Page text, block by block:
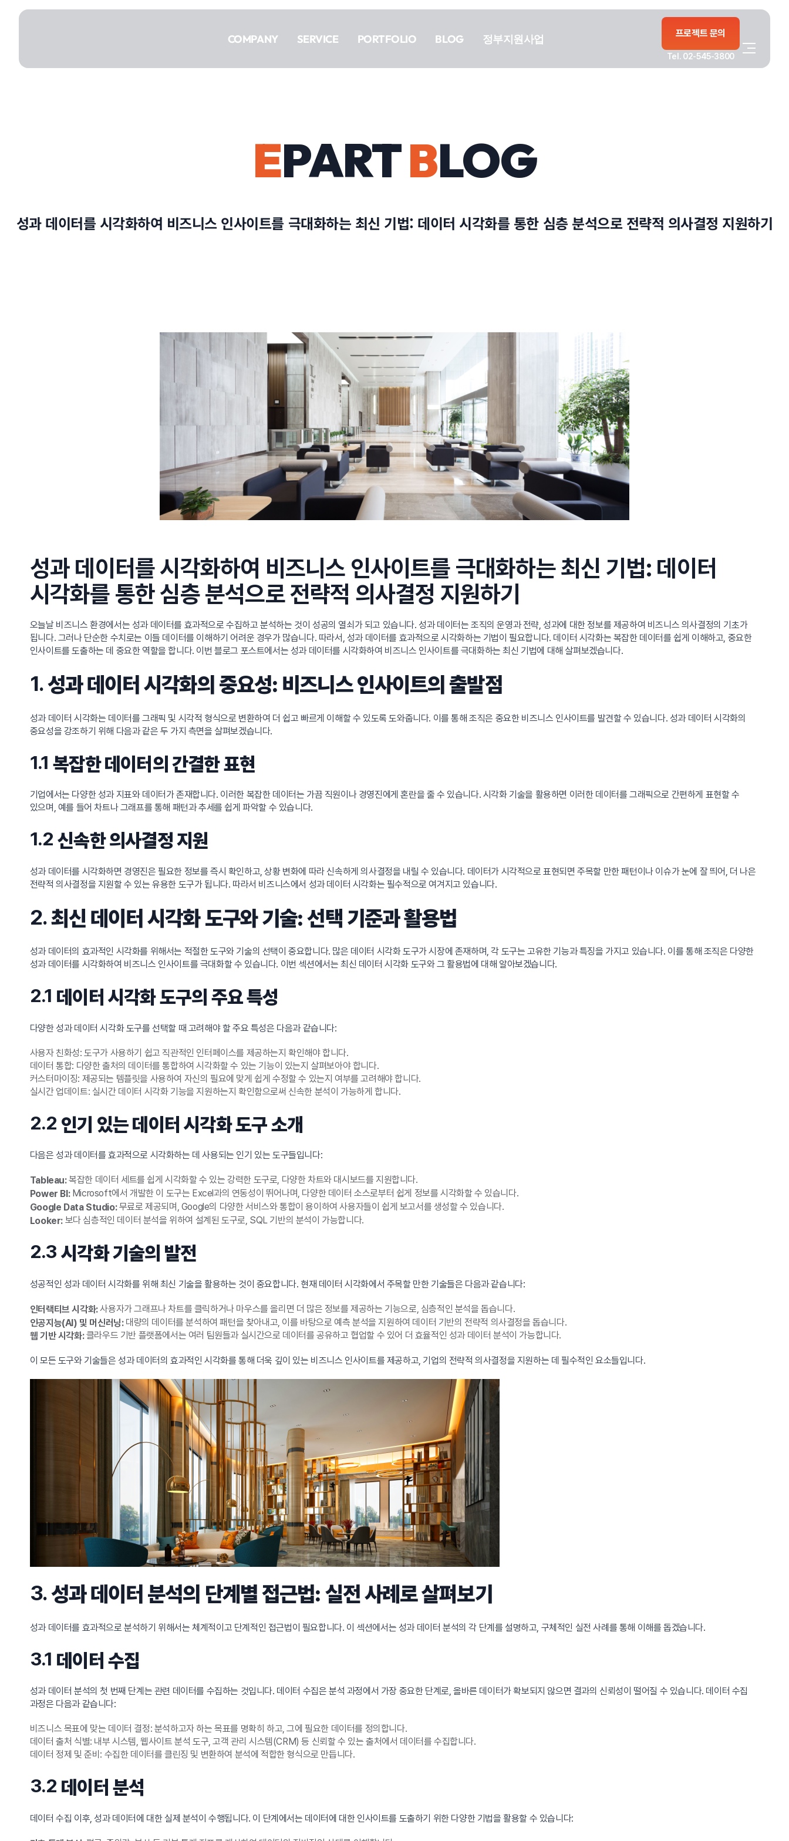
건너뛰기
COMPANY SERVICE PORTFOLIO BLOG 정부지원사업 프로젝트 문의
Tel. 02-545-3800
PORTFOLIO
정부지원사업
EPARTBLOG
성과 데이터를 시각화하여 비즈니스 인사이트를 극대화하는 최신 기법: 데이터 시각화를 통한 심층 분석으로 전략적 의사결정 지원하기
성과 데이터를 시각화하여 비즈니스 인사이트를 극대화하는 최신 기법: 데이터
시각화를 통한 심층 분석으로 전략적 의사결정 지원하기
오늘날 비즈니스 환경에서는 성과 데이터를 효과적으로 수집하고 분석하는 것이 성공의 열쇠가 되고 있습니다. 성과 데이터는 조직의 운영과 전략, 성과에 대한 정보를 제공하여 비즈니스 의사결정의 기초가
됩니다. 그러나 단순한 수치로는 이들 데이터를 이해하기 어려운 경우가 많습니다. 따라서, 성과 데이터를 효과적으로 시각화하는 기법이 필요합니다. 데이터 시각화는 복잡한 데이터를 쉽게 이해하고, 중요한
인사이트를 도출하는 데 중요한 역할을 합니다. 이번 블로그 포스트에서는 성과 데이터를 시각화하여 비즈니스 인사이트를 극대화하는 최신 기법에 대해 살펴보겠습니다.
1.성과 데이터 시각화의 중요성: 비즈니스 인사이트의 출발점
성과 데이터 시각화는 데이터를 그래픽 및 시각적 형식으로 변환하여 더 쉽고 빠르게 이해할 수 있도록 도와줍니다. 이를 통해 조직은 중요한 비즈니스 인사이트를 발견할 수 있습니다. 성과 데이터 시각화의
중요성을 강조하기 위해 다음과 같은 두 가지 측면을 살펴보겠습니다.
1.1복잡한 데이터의 간결한 표현
기업에서는 다양한 성과 지표와 데이터가 존재합니다. 이러한 복잡한 데이터는 가끔 직원이나 경영진에게 혼란을 줄 수 있습니다. 시각화 기술을 활용하면 이러한 데이터를 그래픽으로 간편하게 표현할 수
있으며, 예를 들어 차트나 그래프를 통해 패턴과 추세를 쉽게 파악할 수 있습니다.
1.2신속한 의사결정 지원
성과 데이터를 시각화하면 경영진은 필요한 정보를 즉시 확인하고, 상황 변화에 따라 신속하게 의사결정을 내릴 수 있습니다. 데이터가 시각적으로 표현되면 주목할 만한 패턴이나 이슈가 눈에 잘 띄어, 더 나은
전략적 의사결정을 지원할 수 있는 유용한 도구가 됩니다. 따라서 비즈니스에서 성과 데이터 시각화는 필수적으로 여겨지고 있습니다.
2.최신 데이터 시각화 도구와 기술: 선택 기준과 활용법
성과 데이터의 효과적인 시각화를 위해서는 적절한 도구와 기술의 선택이 중요합니다. 많은 데이터 시각화 도구가 시장에 존재하며, 각 도구는 고유한 기능과 특징을 가지고 있습니다. 이를 통해 조직은 다양한
성과 데이터를 시각화하여 비즈니스 인사이트를 극대화할 수 있습니다. 이번 섹션에서는 최신 데이터 시각화 도구와 그 활용법에 대해 알아보겠습니다.
2.1 데이터 시각화 도구의 주요 특성
다양한 성과 데이터 시각화 도구를 선택할 때 고려해야 할 주요 특성은 다음과 같습니다:
사용자 친화성: 도구가 사용하기 쉽고 직관적인 인터페이스를 제공하는지 확인해야 합니다.
데이터 통합: 다양한 출처의 데이터를 통합하여 시각화할 수 있는 기능이 있는지 살펴보아야 합니다.
커스터마이징: 제공되는 템플릿을 사용하여 자신의 필요에 맞게 쉽게 수정할 수 있는지 여부를 고려해야 합니다.
실시간 업데이트: 실시간 데이터 시각화 기능을 지원하는지 확인함으로써 신속한 분석이 가능하게 합니다.
2.2 인기 있는 데이터 시각화 도구 소개
다음은 성과 데이터를 효과적으로 시각화하는 데 사용되는 인기 있는 도구들입니다:
Tableau:복잡한 데이터 세트를 쉽게 시각화할 수 있는 강력한 도구로, 다양한 차트와 대시보드를 지원합니다.
Power BI:Microsoft에서 개발한 이 도구는 Excel과의 연동성이 뛰어나며, 다양한 데이터 소스로부터 쉽게 정보를 시각화할 수 있습니다.
Google Data Studio:무료로 제공되며, Google의 다양한 서비스와 통합이 용이하여 사용자들이 쉽게 보고서를 생성할 수 있습니다.
Looker:보다 심층적인 데이터 분석을 위하여 설계된 도구로, SQL 기반의 분석이 가능합니다.
2.3시각화 기술의 발전
성공적인 성과 데이터 시각화를 위해 최신 기술을 활용하는 것이 중요합니다. 현재 데이터 시각화에서 주목할 만한 기술들은 다음과 같습니다:
인터랙티브 시각화:사용자가 그래프나 차트를 클릭하거나 마우스를 올리면 더 많은 정보를 제공하는 기능으로, 심층적인 분석을 돕습니다.
인공지능(AI) 및 머신러닝:대량의 데이터를 분석하여 패턴을 찾아내고, 이를 바탕으로 예측 분석을 지원하여 데이터 기반의 전략적 의사결정을 돕습니다.
웹 기반 시각화:클라우드 기반 플랫폼에서는 여러 팀원들과 실시간으로 데이터를 공유하고 협업할 수 있어 더 효율적인 성과 데이터 분석이 가능합니다.
이 모든 도구와 기술들은 성과 데이터의 효과적인 시각화를 통해 더욱 깊이 있는 비즈니스 인사이트를 제공하고, 기업의 전략적 의사결정을 지원하는 데 필수적인 요소들입니다.
3.성과 데이터 분석의 단계별 접근법: 실전 사례로 살펴보기
성과 데이터를 효과적으로 분석하기 위해서는 체계적이고 단계적인 접근법이 필요합니다. 이 섹션에서는 성과 데이터 분석의 각 단계를 설명하고, 구체적인 실전 사례를 통해 이해를 돕겠습니다.
3.1 데이터 수집
성과 데이터 분석의 첫 번째 단계는 관련 데이터를 수집하는 것입니다. 데이터 수집은 분석 과정에서 가장 중요한 단계로, 올바른 데이터가 확보되지 않으면 결과의 신뢰성이 떨어질 수 있습니다. 데이터 수집
과정은 다음과 같습니다:
비즈니스 목표에 맞는 데이터 결정: 분석하고자 하는 목표를 명확히 하고, 그에 필요한 데이터를 정의합니다.
데이터 출처 식별: 내부 시스템, 웹사이트 분석 도구, 고객 관리 시스템(CRM) 등 신뢰할 수 있는 출처에서 데이터를 수집합니다.
데이터 정제 및 준비: 수집한 데이터를 클린징 및 변환하여 분석에 적합한 형식으로 만듭니다.
3.2 데이터 분석
데이터 수집 이후, 성과 데이터에 대한 실제 분석이 수행됩니다. 이 단계에서는 데이터에 대한 인사이트를 도출하기 위한 다양한 기법을 활용할 수 있습니다: